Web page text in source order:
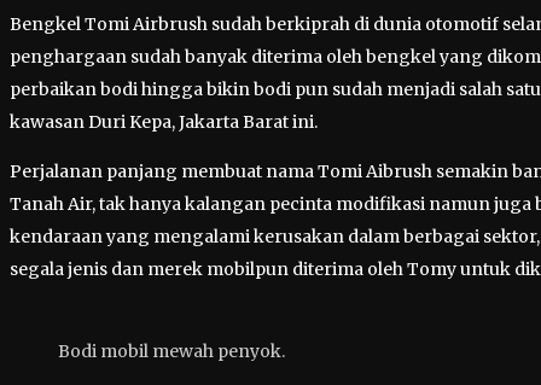
Bengkel Tomi Airbrush sudah berkiprah di dunia otomotif
penghargaan sudah banyak diterima oleh bengkel yang
perbaikan bodi hingga bikin bodi pun sudah menjadi salah
kawasan Duri Kepa, Jakarta Barat ini.
Perjalanan panjang membuat nama Tomi Aibrush semakin
Tanah Air, tak hanya kalangan pecinta modifikasi namun
kendaraan yang mengalami kerusakan dalam berbagai
segala jenis dan merek mobilpun diterima oleh Tomy untuk
Bodi mobil mewah penyok.